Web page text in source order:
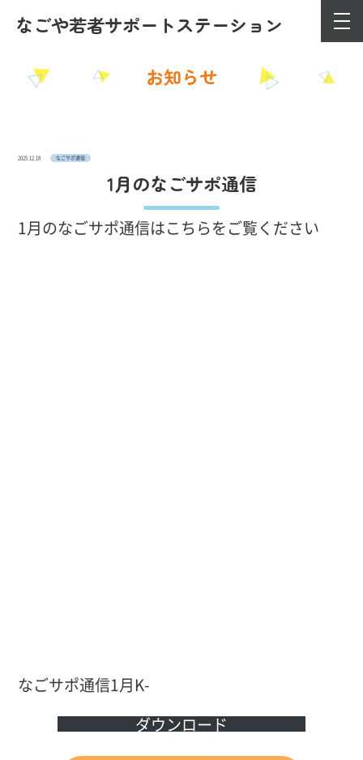
お知らせ
なごや若者サポートステーション
2025.12.18 なごサポ通信
1月のなごサポ通信
1月のなごサポ通信はこちらをご覧ください
なごサポ通信1月K-
ダウンロード